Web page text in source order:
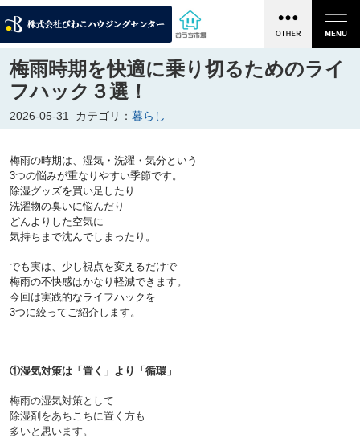
梅雨時期を快適に乗り切るためのライ
フハック３選！
2026-05-31 カテゴリ： 暮らし
梅雨の時期は、湿気・洗濯・気分という
3つの悩みが重なりやすい季節です。
除湿グッズを買い足したり
洗濯物の臭いに悩んだり
どんよりした空気に
気持ちまで沈んでしまったり。
でも実は、少し視点を変えるだけで
梅雨の不快感はかなり軽減できます。
今回は実践的なライフハックを
3つに絞ってご紹介します。
①湿気対策は「置く」より「循環」
梅雨の湿気対策として
除湿剤をあちこちに置く方も
多いと思います。